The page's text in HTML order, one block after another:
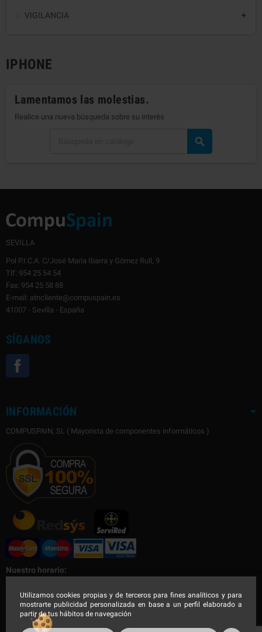
Utilizamos cookies propias y de terceros para fines analíticos y para
mostrarte publicidad personalizada en base a un perfil elaborado a
partir de tus hábitos de navegación
VIGILANCIA 
IPHONE
Lamentamos las molestias.
Realice una nueva búsqueda sobre su interés

SEVILLA
Pol P.I.C.A. C/José María Ibarra y Gómez Rull, 9
Tlf: 954 25 54 54
Fax: 954 25 58 88
E-mail: atncliente@compuspain.es
41007 - Sevilla - España
SÍGANOS
INFORMACIÓN
COMPUSPAIN, SL ( Mayorista de componentes informáticos )
Nuestro horario:
Nuestro horario de Lunes a Viernes
Mañana de 9:00 a 14:30h - Tarde de 16:00 a 19:00h